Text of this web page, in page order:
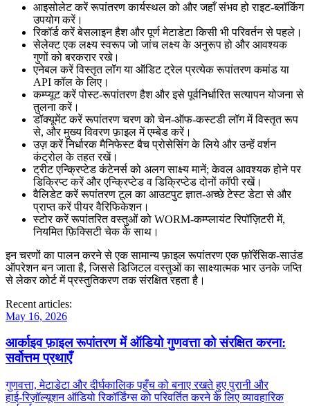
आइसोलेटकरें रूपांतरण कार्यस्थल को और जहाँ संभव हो राइट‑ब्लॉकिंग
उपयोग करें।
रिकॉर्डकरें बेसलाइन हैश और पूर्ण मेटाडेटा किसी भी परिवर्तन से पहले।
सेलेक्टएक लक्ष्य स्वरूप जो जांच लक्ष्य के अनुरूप हो और आवश्यक
गुणों को बरकरार रखे।
एनेबलकरें विस्तृत लॉग या ऑडिट ट्रेल प्रत्येक रूपांतरण कमांड या
API कॉल के लिए।
कम्प्यूटकरें पोस्ट‑रूपांतरण हैश और इसे पूर्वनिर्धारित सत्यापन योजना से
तुलना करें।
डॉक्यूमेंटकरें रूपांतरण चरण को चेन‑ऑफ‑कस्टडी लॉग में विस्तृत रूप
से, और मुख्य विवरण फ़ाइल में एम्बेड करें।
उज़करें निर्धारक मैनिफेस्ट बैच प्रोसेसिंग के लिये और उन्हें वर्शन
कंट्रोल के तहत रखें।
ट्रीटएन्क्रिप्टेड कंटेनर्स को अलग साक्ष्य मानें; केवल आवश्यक होने पर
डिक्रिप्ट करें और एन्क्रिप्टेड व डिक्रिप्टेड दोनों कॉपी रखें।
वैलिडेटकरें रूपांतरण टूल का आउटपुट ज्ञात‑अच्छे टेस्ट डेटा से और
प्राप्त करें पीयर वैरिफिकेशन।
स्टोरकरें रूपांतरित वस्तुओं को WORM‑कम्प्लायंट रिपॉज़िटरी में,
नियमित फ़िक्सिटी चेक के साथ।
इन चरणों का पालन करने से एक सामान्य फ़ाइल रूपांतरण एक फ़ॉरेंसिक‑साउंड
ऑपरेशन बन जाता है, जिससे डिजिटल वस्तुओं का साक्ष्यात्मक भार उनके जप्ति
से लेकर कोर्ट में प्रस्तुतिकरण तक संरक्षित रहता है।
Recent articles:
May 16, 2026
आर्काइव फ़ाइल रूपांतरण में ऑडियो गुणवत्ता को संरक्षित करना:
सर्वोत्तम प्रथाएँ
गुणवत्ता, मेटाडेटा और दीर्घकालिक पहुँच को बनाए रखते हुए पुरानी और
हाई‑रिज़ॉल्यूशन ऑडियो रिकॉर्डिंग्स को परिवर्तित करने के लिए व्यावहारिक